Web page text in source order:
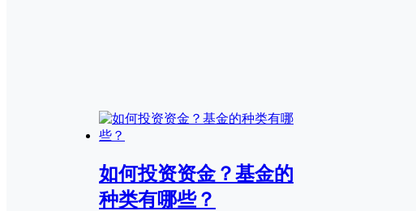
如何投资资金？基金的
种类有哪些？